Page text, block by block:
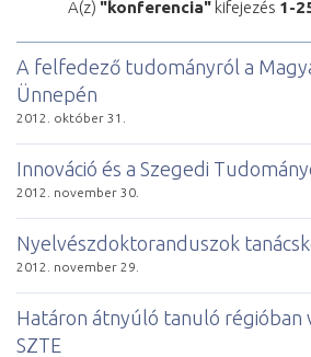
A(z) "konferencia" kifejezés 1-
A felfedező tudományról a
Ünnepén
2012. október 31.
Innováció és a Szegedi
2012. november 30.
Nyelvészdoktoranduszok
2012. november 29.
Határon átnyúló tanuló régióban
SZTE